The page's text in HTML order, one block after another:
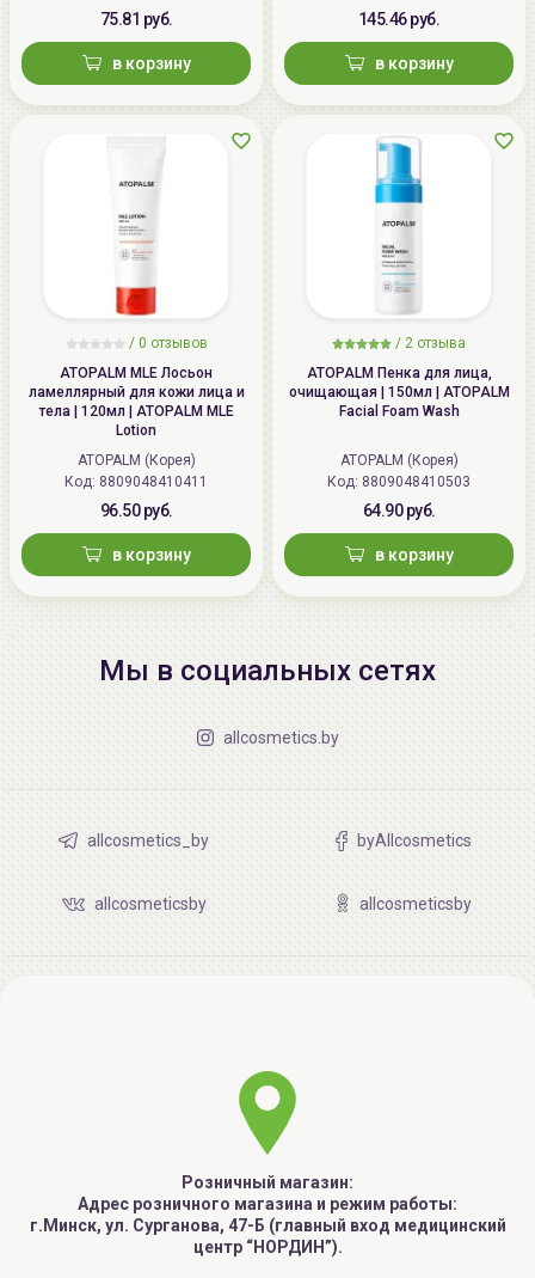
75.81 руб.
в корзину
145.46 руб.
в корзину
/ 0 отзывов
ATOPALM MLE Лосьон
ламеллярный для кожи лица и
тела | 120мл | ATOPALM MLE
Lotion
ATOPALM (Корея)
Код: 8809048410411
96.50 руб.
в корзину
/ 2 отзыва
ATOPALM Пенка для лица,
очищающая | 150мл | ATOPALM
Facial Foam Wash
ATOPALM (Корея)
Код: 8809048410503
64.90 руб.
в корзину
Мы в социальных сетях
allcosmetics.by
allcosmetics_by byAllcosmetics
allcosmeticsby allcosmeticsby
Розничный магазин:
Адрес розничного магазина и режим работы:
г.Минск, ул. Сурганова, 47-Б (главный вход медицинский
центр “НОРДИН”).